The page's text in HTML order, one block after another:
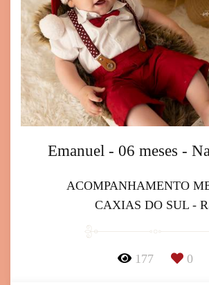
Emanuel - 06 meses -
ACOMPANHAMENTO
CAXIAS DO SUL -
177 0